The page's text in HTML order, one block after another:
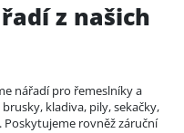
z našich
nářadí pro řemeslníky a
kladiva, pily, sekačky,
rovněž záruční